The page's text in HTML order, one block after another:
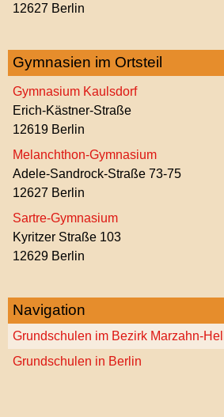
12627 Berlin
Gymnasien im Ortsteil
Gymnasium Kaulsdorf
Erich-Kästner-Straße
12619 Berlin
Melanchthon-Gymnasium
Adele-Sandrock-Straße 73-75
12627 Berlin
Sartre-Gymnasium
Kyritzer Straße 103
12629 Berlin
Navigation
Grundschulen im Bezirk Marzahn-
Grundschulen in Berlin